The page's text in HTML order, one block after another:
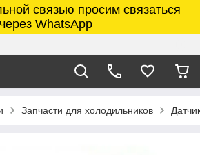
связью просим связаться
через WhatsApp
Запчасти для холодильников